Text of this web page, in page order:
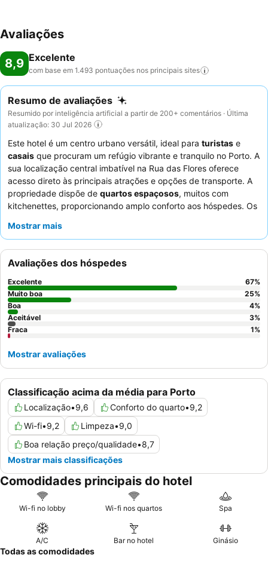
Avaliações
8,9 Excelente
com base em 1.493 pontuações nos principais sites
Resumo de avaliações
Resumido por inteligência artificial a partir de 200+ comentários · Última
atualização: 30 Jul 2026
Este hotel é um centro urbano versátil, ideal para turistas e
casais que procuram um refúgio vibrante e tranquilo no Porto. A
sua localização central imbatível na Rua das Flores oferece
acesso direto às principais atrações e opções de transporte. A
propriedade dispõe de quartos espaçosos, muitos com
kitchenettes, proporcionando amplo conforto aos hóspedes. Os
e o delicioso e variado
considere reservar um quarto com vista para a tranquila área do
jardim.
Mostrar mais
Classificação acima da média para Porto
Localização•9,6 Conforto do quarto•9,2
Wi-fi•9,2 Limpeza•9,0
Boa relação preço/qualidade•8,7
Mostrar mais classificações
Avaliações dos hóspedes
Excelente 67%
Muito boa
25%
Boa
4%
Aceitável
3%
Fraca
1%
Mostrar avaliações
Comodidades principais do hotel
Wi-fi no lobby Wi-fi nos quartos Spa
A/C Bar no hotel Ginásio
Todas as comodidades